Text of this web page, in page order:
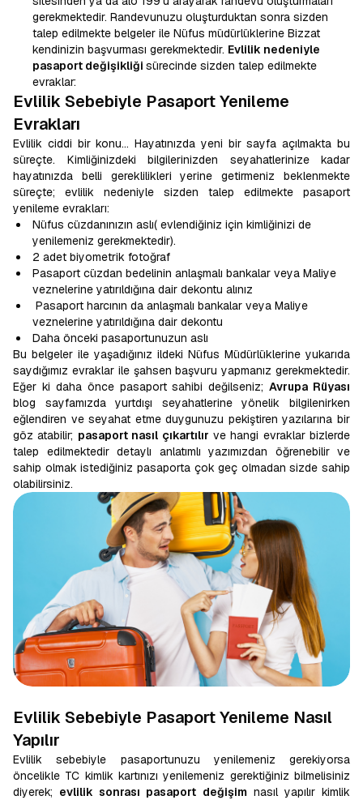
gerekmektedir. Randevunuzu oluşturduktan sonra sizden
talep edilmekte belgeler ile Nüfus müdürlüklerine Bizzat
kendinizin başvurması gerekmektedir. Evlilik nedeniyle
pasaport değişikliği sürecinde sizden talep edilmekte
evraklar:
Evlilik Sebebiyle Pasaport Yenileme
Evrakları
Evlilik ciddi bir konu… Hayatınızda yeni bir sayfa açılmakta bu
süreçte. Kimliğinizdeki bilgilerinizden seyahatlerinize kadar
hayatınızda belli gereklilikleri yerine getirmeniz beklenmekte
süreçte; evlilik nedeniyle sizden talep edilmekte pasaport
yenileme evrakları:
Nüfus cüzdanınızın aslı( evlendiğiniz için kimliğinizi de
yenilemeniz gerekmektedir).
2 adet biyometrik fotoğraf
Pasaport cüzdan bedelinin anlaşmalı bankalar veya Maliye
veznelerine yatırıldığına dair dekontu alınız
Pasaport harcının da anlaşmalı bankalar veya Maliye
veznelerine yatırıldığına dair dekontu
Daha önceki pasaportunuzun aslı
Bu belgeler ile yaşadığınız ildeki Nüfus Müdürlüklerine yukarıda
saydığımız evraklar ile şahsen başvuru yapmanız gerekmektedir.
Eğer ki daha önce pasaport sahibi değilseniz;Avrupa Rüyası
blog sayfamızda yurtdışı seyahatlerine yönelik bilgilenirken
eğlendiren ve seyahat etme duygunuzu pekiştiren yazılarına bir
göz atabilir; pasaport nasıl çıkartılır ve hangi evraklar bizlerde
talep edilmektedir detaylı anlatımlı yazımızdan öğrenebilir ve
sahip olmak istediğiniz pasaporta çok geç olmadan sizde sahip
olabilirsiniz.
Evlilik Sebebiyle Pasaport Yenileme Nasıl
Yapılır
Evlilik sebebiyle pasaportunuzu yenilemeniz gerekiyorsa
öncelikle TC kimlik kartınızı yenilemeniz gerektiğiniz bilmelisiniz
diyerek; evlilik sonrası pasaport değişimnasıl yapılır kimlik